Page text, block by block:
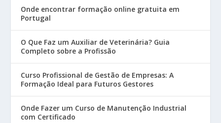
Onde encontrar formação online gratuita em
Portugal
O Que Faz um Auxiliar de Veterinária? Guia
Completo sobre a Profissão
Curso Profissional de Gestão de Empresas: A
Formação Ideal para Futuros Gestores
Onde Fazer um Curso de Manutenção Industrial
com Certificado